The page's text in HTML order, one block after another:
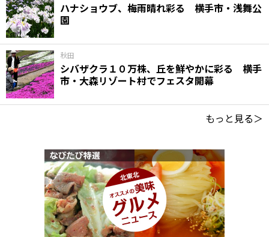
ハナショウブ、梅雨晴れ彩る 横手市・浅舞公
園
秋田
シバザクラ１０万株、丘を鮮やかに彩る 横手
市・大森リゾート村でフェスタ開幕
もっと見る＞